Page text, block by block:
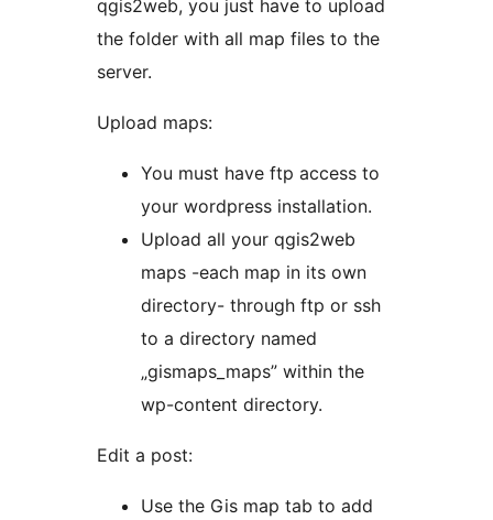
qgis2web, you just have to upload
the folder with all map files to the
server.
Upload maps:
You must have ftp access to
your wordpress installation.
Upload all your qgis2web
maps -each map in its own
directory- through ftp or ssh
to a directory named
„gismaps_maps” within the
wp-content directory.
Edit a post:
Use the Gis map tab to add